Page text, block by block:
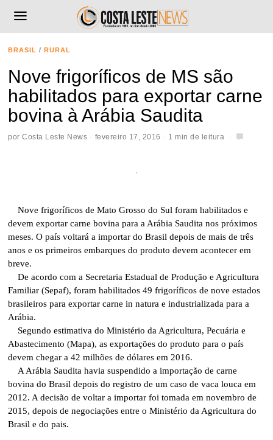
BRASIL / RURAL
Nove frigoríficos de MS são
habilitados para exportar carne
bovina à Arábia Saudita
porCosta Leste News fevereiro 17, 2016 1 min de leitura
Nove frigoríficos de Mato Grosso do Sul foram habilitados e
devem exportar carne bovina para a Arábia Saudita nos próximos
meses. O país voltará a importar do Brasil depois de mais de três
anos e os primeiros embarques do produto devem acontecer em
breve.
De acordo com a Secretaria Estadual de Produção e Agricultura
Familiar (Sepaf), foram habilitados 49 frigoríficos de nove estados
brasileiros para exportar carne in natura e industrializada para a
Arábia.
Segundo estimativa do Ministério da Agricultura, Pecuária e
Abastecimento (Mapa), as exportações do produto para o país
devem chegar a 42 milhões de dólares em 2016.
A Arábia Saudita havia suspendido a importação de carne
bovina do Brasil depois do registro de um caso de vaca louca em
2012. A decisão de voltar a importar foi tomada em novembro de
2015, depois de negociações entre o Ministério da Agricultura do
Brasil e do pais.